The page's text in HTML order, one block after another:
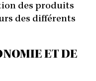
des produits
des différents
ET DE